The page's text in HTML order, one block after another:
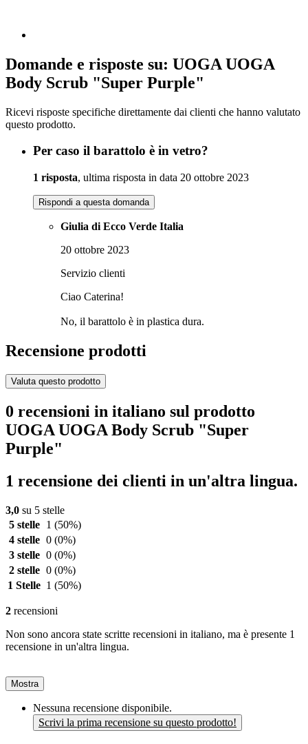
Domande e risposte su: UOGA UOGA
Body Scrub "Super Purple"
Ricevi risposte specifiche direttamente dai clienti che hanno valutato
questo prodotto.
Per caso il barattolo è in vetro?
1 risposta, ultima risposta in data 20 ottobre 2023
Rispondi a questa domanda
Giulia di Ecco Verde Italia
20 ottobre 2023
Servizio clienti
Ciao Caterina!
No, il barattolo è in plastica dura.
Recensione prodotti
Valuta questo prodotto
0 recensioni in italiano sul prodotto
UOGA UOGA Body Scrub "Super
Purple"
1 recensione dei clienti in un'altra lingua.
3,0 su 5 stelle
5 stelle
1 (50%)
4 stelle 0 (0%)
3 stelle 0 (0%)
2 stelle 0 (0%)
1 Stelle 1 (50%)
2 recensioni
Non sono ancora state scritte recensioni in italiano, ma è presente 1
recensione in un'altra lingua.
Mostra
Nessuna recensione disponibile.
Scrivi la prima recensione su questo prodotto!